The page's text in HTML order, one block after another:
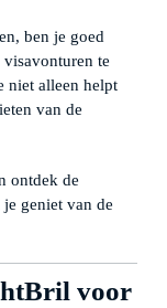
ben je goed
te
niet alleen helpt
van de
ontdek de
geniet van de
voor